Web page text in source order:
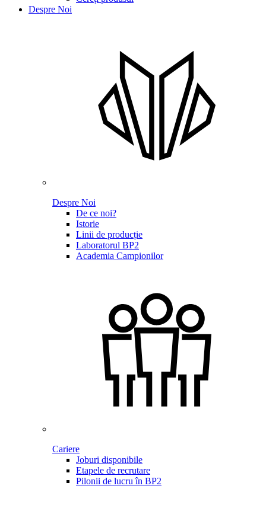
Despre Noi
Despre Noi
De ce noi?
Istorie
Linii de producție
Laboratorul BP2
Academia Campionilor
Cariere
Joburi disponibile
Etapele de recrutare
Pilonii de lucru în BP2